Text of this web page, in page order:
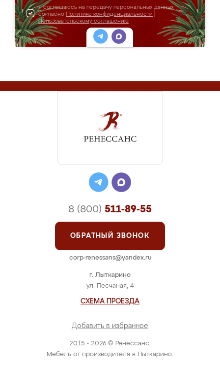
Я соглашаюсь на передачу персональных данных
согласно Политике конфиденциальности
Пользовательскому соглашению
2015 - 2026 © Ренессанс.
Мебель от производителя в Лыткарино.
г. Лыткарино
ул. Песчаная, 4
СХЕМА ПРОЕЗДА
Добавить в избранное
8 (800) 511-89-55
ОБРАТНЫЙ ЗВОНОК
corp-renessans@yandex.ru